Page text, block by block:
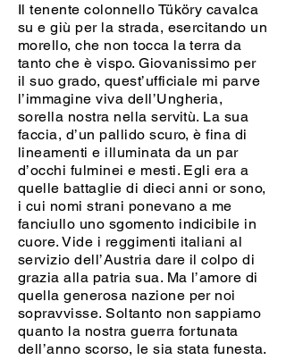
Il tenente colonnello Tüköry cavalca
su e giù per la strada, esercitando un
morello, che non tocca la terra da
tanto che è vispo. Giovanissimo per
il suo grado, quest’ufficiale mi parve
l’immagine viva dell’Ungheria,
sorella nostra nella servitù. La sua
faccia, d’un pallido scuro, è fina di
lineamenti e illuminata da un par
d’occhi fulminei e mesti. Egli era a
quelle battaglie di dieci anni or sono,
i cui nomi strani ponevano a me
fanciullo uno sgomento indicibile in
cuore. Vide i reggimenti italiani al
servizio dell’Austria dare il colpo di
grazia alla patria sua. Ma l’amore di
quella generosa nazione per noi
sopravvisse. Soltanto non sappiamo
quanto la nostra guerra fortunata
dell’anno scorso, le sia stata funesta.